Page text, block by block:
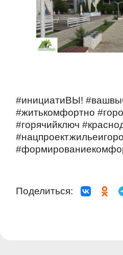
#инициатиВЫ!
#житькомфортно
#горячийключ
Поделиться: